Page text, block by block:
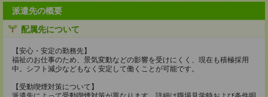
派遣先の概要
配属先について
【安心・安定の勤務先】
福祉のお仕事のため、景気変動などの影響を受けにくく、現在も積極採用
中。シフト減少などもなく安定して働くことが可能です。
【受動喫煙対策について】